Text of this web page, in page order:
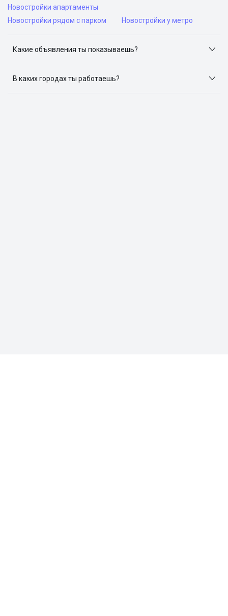
Новостройки апартаменты
Новостройки рядом с парком
Новостройки у метро
Какие объявления ты показываешь?
объявлений: ЦИАН, Домклик, Яндекс.Недвижимость,
Авито, Самолет.Плюс.
В каких городах ты работаешь?